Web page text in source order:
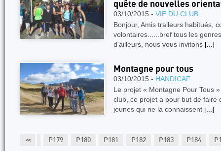
quête de nouvelles
03/10/2015 - VIE DU CLUB
Bonjour, Amis traileurs habitués,
volontaires......bref tous les
d'ailleurs, nous vous invitons [...]
Montagne pour tous
03/10/2015 - HANDICAF
Le projet « Montagne Pour Tous
club, ce projet a pour but de faire
jeunes qui ne la connaissent [...]
<<
P178 P179 P180 P181 P182 P183 P184